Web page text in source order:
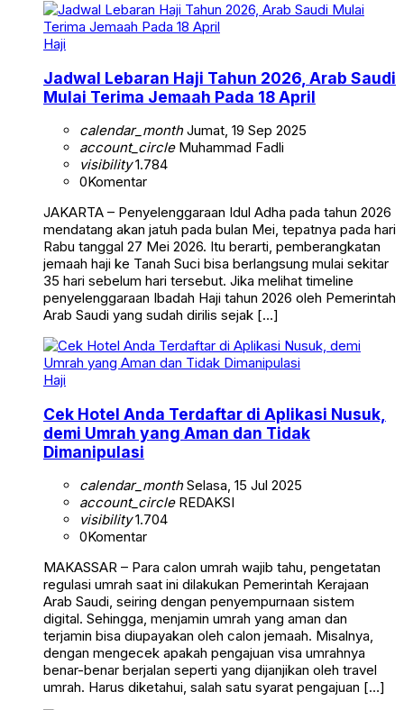
Haji
Jadwal Lebaran Haji Tahun 2026, Arab Saudi
Mulai Terima Jemaah Pada 18 April
calendar_monthJumat, 19 Sep 2025
account_circleMuhammad Fadli
visibility1.784
0Komentar
JAKARTA – Penyelenggaraan Idul Adha pada tahun 2026
mendatang akan jatuh pada bulan Mei, tepatnya pada hari
Rabu tanggal 27 Mei 2026. Itu berarti, pemberangkatan
jemaah haji ke Tanah Suci bisa berlangsung mulai sekitar
35 hari sebelum hari tersebut. Jika melihat timeline
penyelenggaraan Ibadah Haji tahun 2026 oleh Pemerintah
Arab Saudi yang sudah dirilis sejak […]
Haji
Cek Hotel Anda Terdaftar di Aplikasi Nusuk,
demi Umrah yang Aman dan Tidak
Dimanipulasi
calendar_monthSelasa, 15 Jul 2025
account_circleREDAKSI
visibility1.704
0Komentar
MAKASSAR – Para calon umrah wajib tahu, pengetatan
regulasi umrah saat ini dilakukan Pemerintah Kerajaan
Arab Saudi, seiring dengan penyempurnaan sistem
digital. Sehingga, menjamin umrah yang aman dan
terjamin bisa diupayakan oleh calon jemaah. Misalnya,
dengan mengecek apakah pengajuan visa umrahnya
benar-benar berjalan seperti yang dijanjikan oleh travel
umrah. Harus diketahui, salah satu syarat pengajuan […]